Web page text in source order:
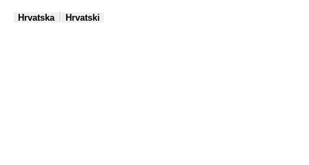
Hrvatska Hrvatski